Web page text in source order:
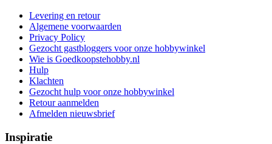
Levering en retour
Algemene voorwaarden
Privacy Policy
Gezocht gastbloggers voor onze hobbywinkel
Wie is Goedkoopstehobby.nl
Hulp
Klachten
Gezocht hulp voor onze hobbywinkel
Retour aanmelden
Afmelden nieuwsbrief
Inspiratie